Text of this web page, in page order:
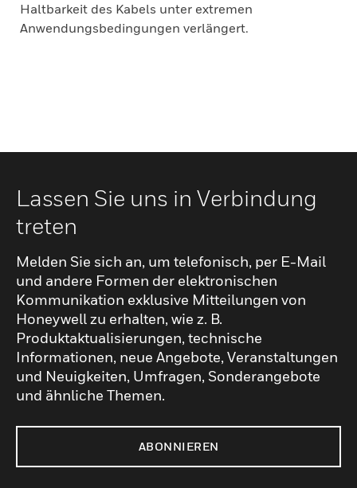
Haltbarkeit des Kabels unter extremen
Anwendungsbedingungen verlängert.
Lassen Sie uns in Verbindung
treten
Melden Sie sich an, um telefonisch, per E-Mail
und andere Formen der elektronischen
Kommunikation exklusive Mitteilungen von
Honeywell zu erhalten, wie z. B.
Produktaktualisierungen, technische
Informationen, neue Angebote, Veranstaltungen
und Neuigkeiten, Umfragen, Sonderangebote
und ähnliche Themen.
ABONNIEREN